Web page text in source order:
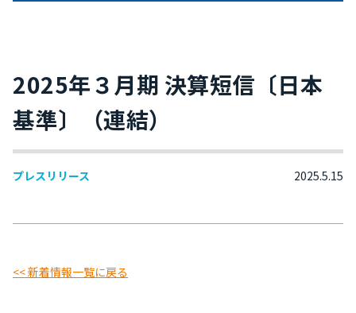
2025年３月期 決算短信〔日本
基準〕（連結）
プレスリリース 2025.5.15
<< 新着情報一覧に戻る